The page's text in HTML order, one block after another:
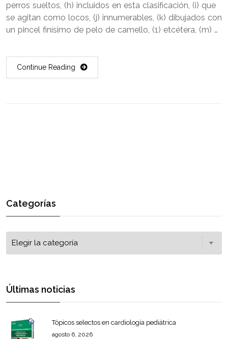
perros sueltos, (h) incluidos en esta clasificación, (i) que
se agitan como locos, (j) innumerables, (k) dibujados con
un pincel finísimo de pelo de camello, (1) etcétera, (m) …
Continue Reading
Categorías
Últimas noticias
Tópicos selectos en cardiología pediátrica
agosto 6, 2026